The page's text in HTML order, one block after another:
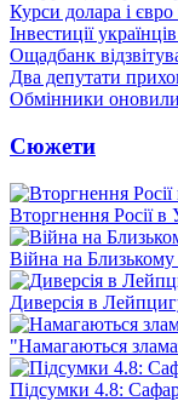
Курси долара і
Інвестиції
Ощадбанк
Два депутати
Обмінники
Сюжети
Вторгнення Росії в
Війна на
Диверсія в
"Намагаються
Підсумки 4.8: